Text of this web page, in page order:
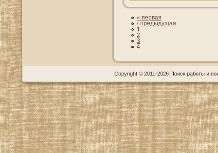
« первая
‹ предыдущая
1
2
3
4
Copyright © 2011-2026 Поиск работы и